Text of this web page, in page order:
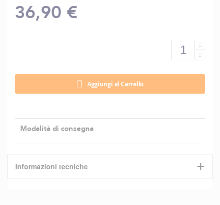
36,90 €
Aggiungi al Carrello
Modalità di consegna
Informazioni tecniche +